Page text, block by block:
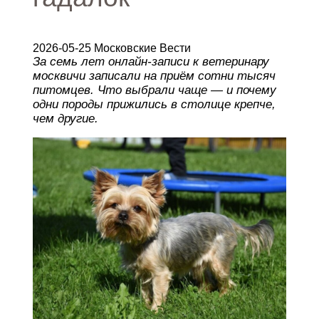
2026-05-25 Московские Вести
За семь лет онлайн-записи к ветеринару
москвичи записали на приём сотни тысяч
питомцев. Что выбрали чаще — и почему
одни породы прижились в столице крепче,
чем другие.